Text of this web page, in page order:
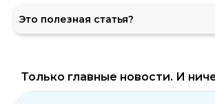
Это полезная статья?
Только главные новости. И